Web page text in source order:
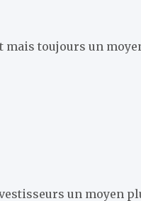
mais toujours un
un moyen